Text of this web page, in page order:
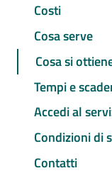
Costi
Cosa serve
Cosa si
Tempi e
Accedi al
Condizioni di
Contatti